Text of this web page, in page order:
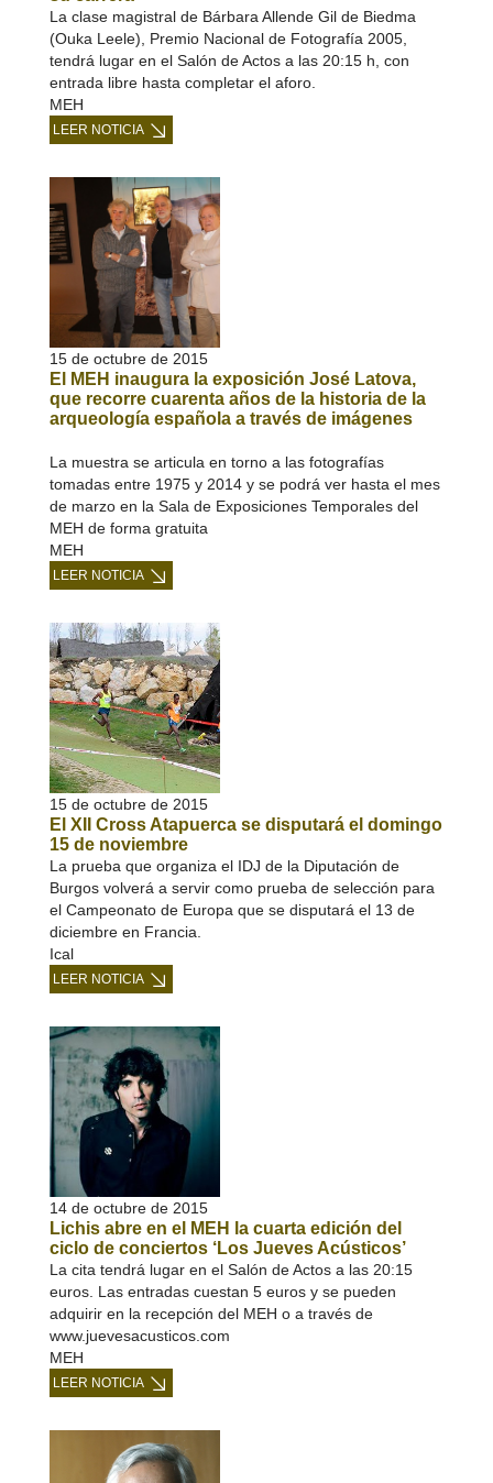
La clase magistral de Bárbara Allende Gil de Biedma
(Ouka Leele), Premio Nacional de Fotografía 2005,
tendrá lugar en el Salón de Actos a las 20:15 h, con
entrada libre hasta completar el aforo.
MEH
LEER NOTICIA
15 de octubre de 2015
El MEH inaugura la exposición José Latova,
que recorre cuarenta años de la historia de la
arqueología española a través de imágenes
La muestra se articula en torno a las fotografías
tomadas entre 1975 y 2014 y se podrá ver hasta el mes
de marzo en la Sala de Exposiciones Temporales del
MEH de forma gratuita
MEH
LEER NOTICIA
15 de octubre de 2015
El XII Cross Atapuerca se disputará el domingo
15 de noviembre
La prueba que organiza el IDJ de la Diputación de
Burgos volverá a servir como prueba de selección para
el Campeonato de Europa que se disputará el 13 de
diciembre en Francia.
Ical
LEER NOTICIA
14 de octubre de 2015
Lichis abre en el MEH la cuarta edición del
ciclo de conciertos ‘Los Jueves Acústicos’
La cita tendrá lugar en el Salón de Actos a las 20:15
euros. Las entradas cuestan 5 euros y se pueden
adquirir en la recepción del MEH o a través de
www.juevesacusticos.com
MEH
LEER NOTICIA